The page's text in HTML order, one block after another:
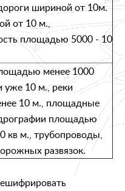
шириной от 10м.
от 10 м.,
площадью 5000 - 10
менее 1000
уже 10 м., реки
10 м., площадные
площадью
кв м., трубопроводы,
развязок.